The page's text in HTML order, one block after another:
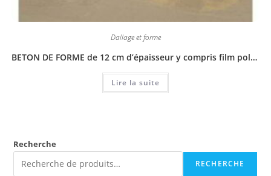
Dallage et forme
BETON DE FORME de 12 cm d’épaisseur y compris film polyane de 120micron
Lire la suite
Recherche
RECHERCHE